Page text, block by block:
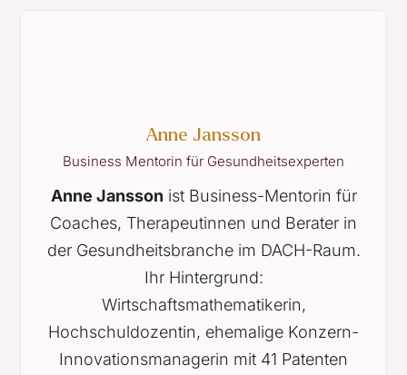
Anne Jansson
Business Mentorin für Gesundheitsexperten
Anne Jansson ist Business-Mentorin für
Coaches, Therapeutinnen und Berater in
der Gesundheitsbranche im DACH-Raum.
Ihr Hintergrund:
Wirtschaftsmathematikerin,
Hochschuldozentin, ehemalige Konzern-
Innovationsmanagerin mit 41 Patenten